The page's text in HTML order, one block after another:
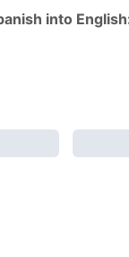
into